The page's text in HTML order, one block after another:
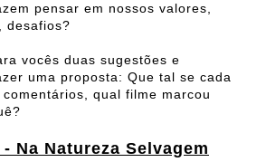
pensar em nossos valores,
desafios?
vocês duas sugestões e
uma proposta: Que tal se cada
qual filme marcou
Na Natureza Selvagem